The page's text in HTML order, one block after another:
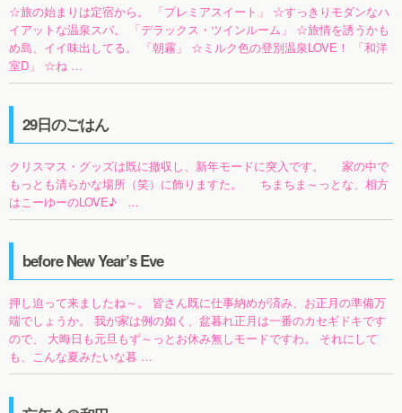
☆旅の始まりは定宿から。 「プレミアスイート」 ☆すっきりモダンなハ
イアットな温泉スパ。 「デラックス・ツインルーム」 ☆旅情を誘うかも
め島、イイ味出してる。 「朝霧」 ☆ミルク色の登別温泉LOVE！ 「和洋
室D」 ☆ね …
29日のごはん
クリスマス・グッズは既に撤収し、新年モードに突入です。 家の中で
もっとも清らかな場所（笑）に飾りますた。 ちまちま～っとな、相方
はこーゆーのLOVE♪ …
before New Year’s Eve
押し迫って来ましたね～。 皆さん既に仕事納めが済み、お正月の準備万
端でしょうか。 我が家は例の如く、盆暮れ正月は一番のカセギドキです
ので、 大晦日も元旦もず～っとお休み無しモードですわ。 それにして
も、こんな夏みたいな暮 …